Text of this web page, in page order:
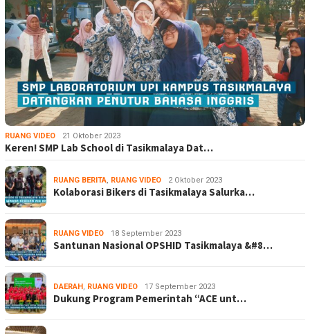
RUANG VIDEO 21 Oktober 2023
Keren! SMP Lab School di Tasikmalaya Dat…
RUANG BERITA, RUANG VIDEO 2 Oktober 2023
Kolaborasi Bikers di Tasikmalaya Salurka…
RUANG VIDEO 18 September 2023
Santunan Nasional OPSHID Tasikmalaya &#8…
DAERAH, RUANG VIDEO 17 September 2023
Dukung Program Pemerintah “ACE unt…